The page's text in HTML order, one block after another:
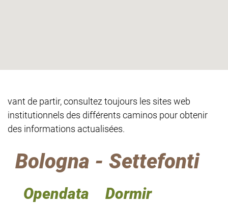
vant de partir, consultez toujours les sites web
institutionnels des différents caminos pour obtenir
des informations actualisées.
Bologna - Settefonti
Opendata
Dormir